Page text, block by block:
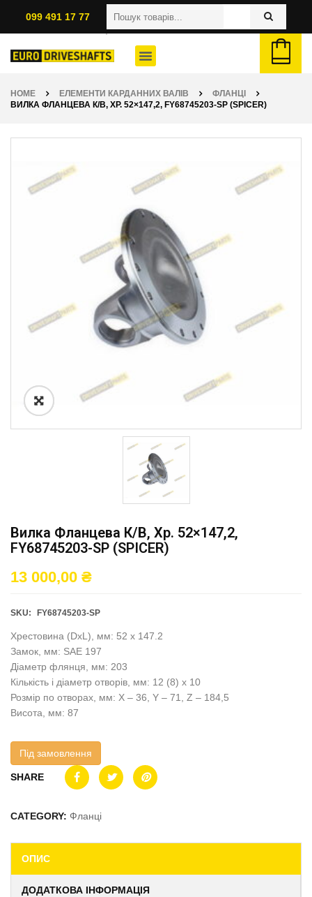
099 491 17 77
HOME ЕЛЕМЕНТИ КАРДАННИХ ВАЛІВ
ФЛАНЦІ
ВИЛКА ФЛАНЦЕВА К/В, ХР. 52×147,2, FY68745203-SP (SPICER)
Вилка Фланцева К/в, Хр. 52×147,2,
FY68745203-SP (SPICER)
13 000,00 ₴
SKU: FY68745203-SP
Хрестовина (DxL), мм: 52 x 147.2
Замок, мм: SAE 197
Діаметр флянця, мм: 203
Кількість і діаметр отворів, мм: 12 (8) x 10
Розмір по отворах, мм: X – 36, Y – 71, Z – 184,5
Висота, мм: 87
Під замовлення
SHARE
CATEGORY: Фланці
ОПИС
ДОДАТКОВА ІНФОРМАЦІЯ